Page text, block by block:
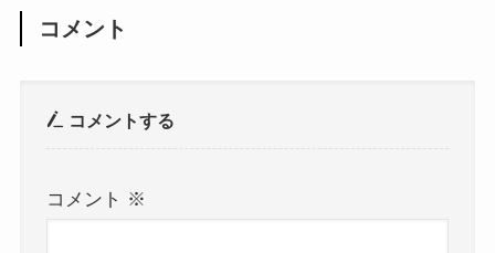
コメント
コメントする
コメント ※